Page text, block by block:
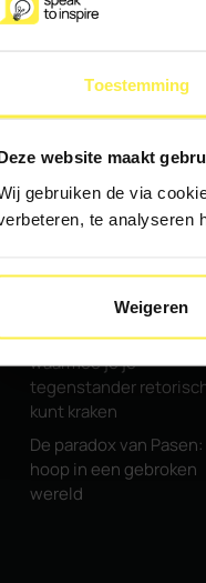
Toestemming
website maakt
gebruiken de via
te analyseren
Weigeren
New items
Hoe je direct bij de
start vertrouwen wekt
Vijf hoogstandjes
waarmee je je
tegenstander
kunt kraken
De paradox van Pasen:
hoop in een gebroken
wereld